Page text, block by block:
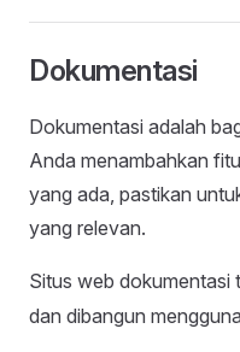
Dokumentasi
Dokumentasi adalah
Anda menambahkan
yang ada, pastikan
yang relevan.
Situs web dokumentasi
dan dibangun